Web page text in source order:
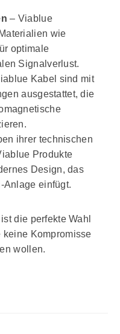
– Viablue
wie
optimale
Signalverlust.
Kabel sind mit
ausgestattet, die
ihrer technischen
Produkte
Design, das
Anlage einfügt.
die perfekte Wahl
Kompromisse
wollen.